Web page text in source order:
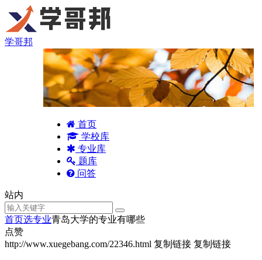
学哥邦
首页
学校库
专业库
题库
问答
站内
首页选专业青岛大学的专业有哪些
点赞
http://www.xuegebang.com/22346.html 复制链接 复制链接